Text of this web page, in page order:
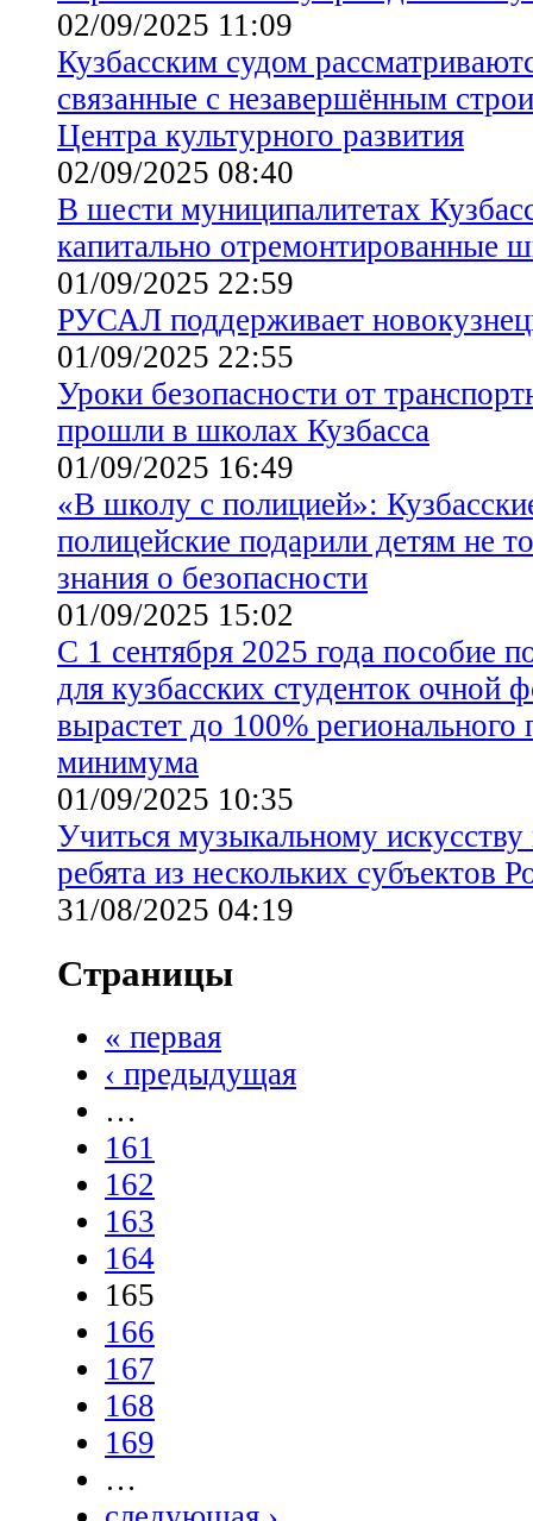
02/09/2025 11:09
Кузбасским судом
связанные с незавершённым
Центра культурного развития
02/09/2025 08:40
В шести муниципалитетах
капитально отремонтированные
01/09/2025 22:59
РУСАЛ поддерживает
01/09/2025 22:55
Уроки безопасности от
прошли в школах Кузбасса
01/09/2025 16:49
«В школу с полицией»:
полицейские подарили детям не
знания о безопасности
01/09/2025 15:02
С 1 сентября 2025 года пособие
для кузбасских студенток очной
вырастет до 100% регионального
минимума
01/09/2025 10:35
Учиться музыкальному искусству
ребята из нескольких субъектов
31/08/2025 04:19
Страницы
« первая
‹ предыдущая
…
161
162
163
164
165
166
167
168
169
…